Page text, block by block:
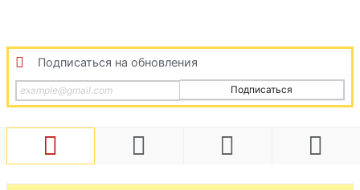
Подписаться на обновления
Подписаться